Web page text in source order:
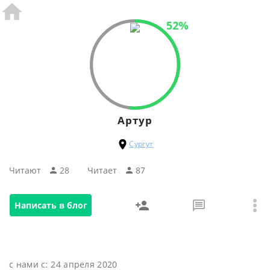
52%
Артур
Сургут
Читают 28 Читаeт 87
Написать в блог
с нами с: 24 апреля 2020